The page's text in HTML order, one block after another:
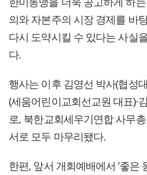
의와 자본주의 시장 경제를 바
다시 도약시킬 수 있다는 사실
다.
행사는 이후 김영선 박사(협성
(세움어린이교회선교원 대표)·
로, 북한교회세우기연합 사무
서로 모두 마무리됐다.
한편, 앞서 개회예배에서 ‘좋은